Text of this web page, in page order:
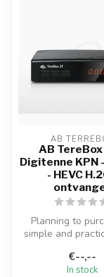
AB
AB TereBox
Digitenne KPN
- HEVC
Planning to
simple and
your T...
€--,--
In stock